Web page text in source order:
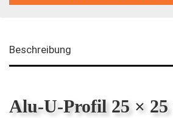
Beschreibung
Alu-U-Profil 25 × 25